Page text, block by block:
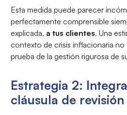
Esta medida puede parecer
perfectamente comprensible
explicada. a tus clientes. Una
contexto de crisis inflacionaria
prueba de la gestión rigurosa de
Estrategia 2:
cláusula de